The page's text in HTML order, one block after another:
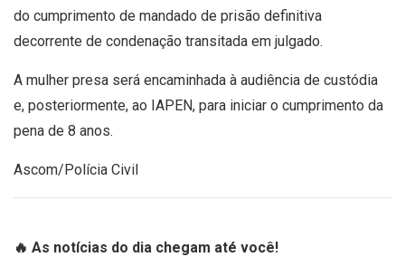
do cumprimento de mandado de prisão definitiva
decorrente de condenação transitada em julgado.
A mulher presa será encaminhada à audiência de custódia
e, posteriormente, ao IAPEN, para iniciar o cumprimento da
pena de 8 anos.
Ascom/Polícia Civil
🔥 As notícias do dia chegam até você!